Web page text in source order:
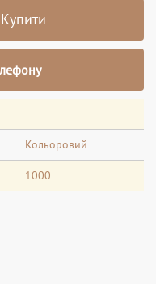
Купити
Кольоровий
1000